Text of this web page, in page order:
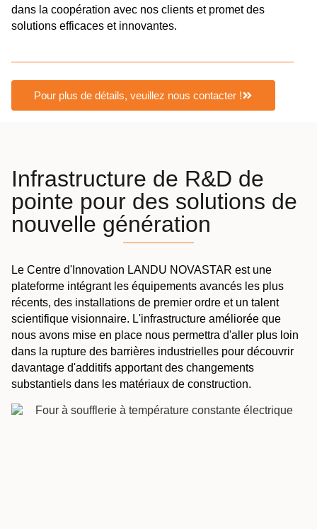
dans la coopération avec nos clients et promet des
solutions efficaces et innovantes.
Pour plus de détails, veuillez nous contacter !
Infrastructure de R&D de
pointe pour des solutions de
nouvelle génération
Le Centre d'Innovation LANDU NOVASTAR est une
plateforme intégrant les équipements avancés les plus
récents, des installations de premier ordre et un talent
scientifique visionnaire. L'infrastructure améliorée que
nous avons mise en place nous permettra d'aller plus loin
dans la rupture des barrières industrielles pour découvrir
davantage d'additifs apportant des changements
substantiels dans les matériaux de construction.